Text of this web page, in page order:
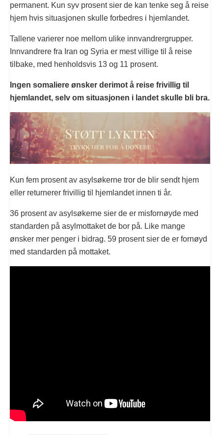
permanent. Kun syv prosent sier de kan tenke seg å reise
hjem hvis situasjonen skulle forbedres i hjemlandet.
Tallene varierer noe mellom ulike innvandrergrupper.
Innvandrere fra Iran og Syria er mest villige til å reise
tilbake, med henholdsvis 13 og 11 prosent.
Ingen somaliere ønsker derimot å reise frivillig til
hjemlandet, selv om situasjonen i landet skulle bli bra.
Kun fem prosent av asylsøkerne tror de blir sendt hjem
eller returnerer frivillig til hjemlandet innen ti år.
36 prosent av asylsøkerne sier de er misfornøyde med
standarden på asylmottaket de bor på. Like mange
ønsker mer penger i bidrag. 59 prosent sier de er fornøyd
med standarden på mottaket.